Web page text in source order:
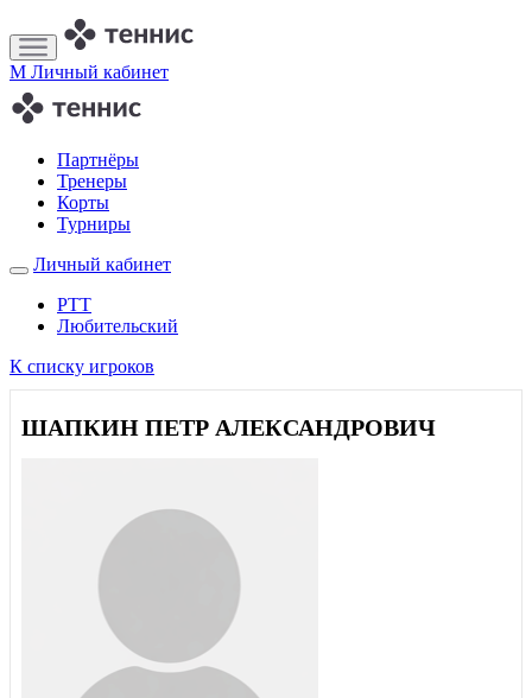
M Личный кабинет
Партнёры
Тренеры
Корты
Турниры
Личный кабинет
РТТ
Любительский
К списку игроков
ШАПКИН ПЕТР АЛЕКСАНДРОВИЧ